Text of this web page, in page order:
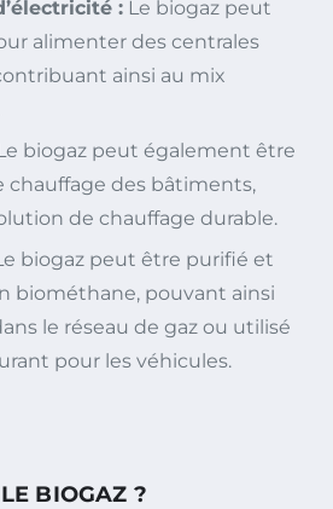
: Le biogaz peut
alimenter des centrales
ainsi au mix
biogaz peut également être
chauffage des bâtiments,
de chauffage durable.
biogaz peut être purifié et
biométhane, pouvant ainsi
le réseau de gaz ou utilisé
pour les véhicules.
LE BIOGAZ ?